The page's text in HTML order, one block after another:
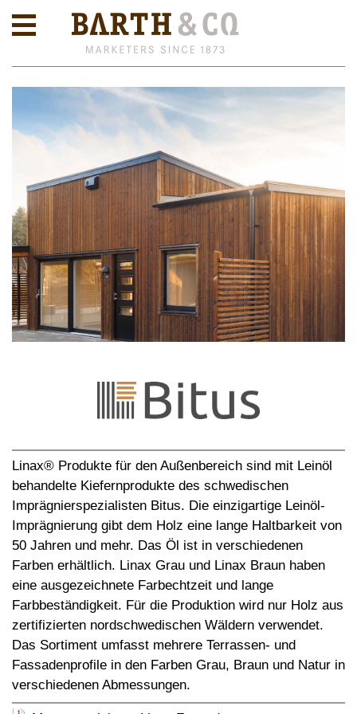
Linax® Produkte für den Außenbereich sind mit Leinöl
behandelte Kiefernprodukte des schwedischen
Imprägnierspezialisten Bitus. Die einzigartige Leinöl-
Imprägnierung gibt dem Holz eine lange Haltbarkeit von
50 Jahren und mehr. Das Öl ist in verschiedenen
Farben erhältlich. Linax Grau und Linax Braun haben
eine ausgezeichnete Farbechtzeit und lange
Farbbeständigkeit. Für die Produktion wird nur Holz aus
zertifizierten nordschwedischen Wäldern verwendet.
Das Sortiment umfasst mehrere Terrassen- und
Fassadenprofile in den Farben Grau, Braun und Natur in
verschiedenen Abmessungen.